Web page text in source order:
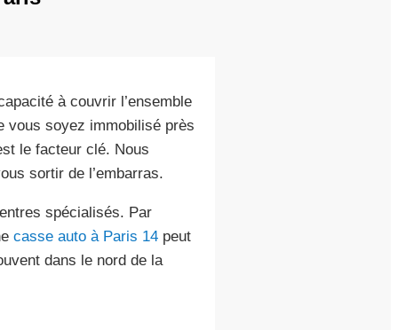
à couvrir l’ensemble
vous soyez immobilisé près
le facteur clé. Nous
sortir de l’embarras.
spécialisés. Par
casse auto à Paris 14peut
dans le nord de la